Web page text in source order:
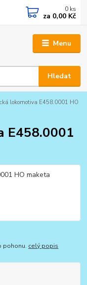
Menu
Hledat
0 ks
za 0,00 Kč
lokomotiva E458.0001 HO
E458.0001
pohonu. celý popis